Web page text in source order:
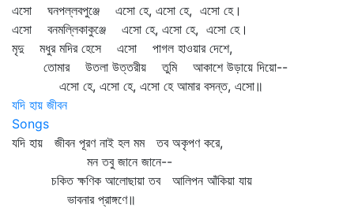
এসো ঘনপল্লবপুঞ্জে এসো হে, এসো হে, এসো হে।
এসো বনমল্লিকাকুঞ্জে এসো হে, এসো হে, এসো হে।
মৃদু মধুর মদির হেসে এসো পাগল হাওয়ার দেশে,
তোমার উতলা উত্তরীয় তুমি আকাশে উড়ায়ে দিয়ো--
এসো হে, এসো হে, এসো হে আমার বসন্ত, এসো॥
যদি হায় জীবন
Songs
যদি হায় জীবন পূরণ নাই হল মম তব অকৃপণ করে,
মন তবু জানে জানে--
চকিত ক্ষণিক আলোছায়া তব আলিপন আঁকিয়া যায়
ভাবনার প্রাঙ্গণে॥